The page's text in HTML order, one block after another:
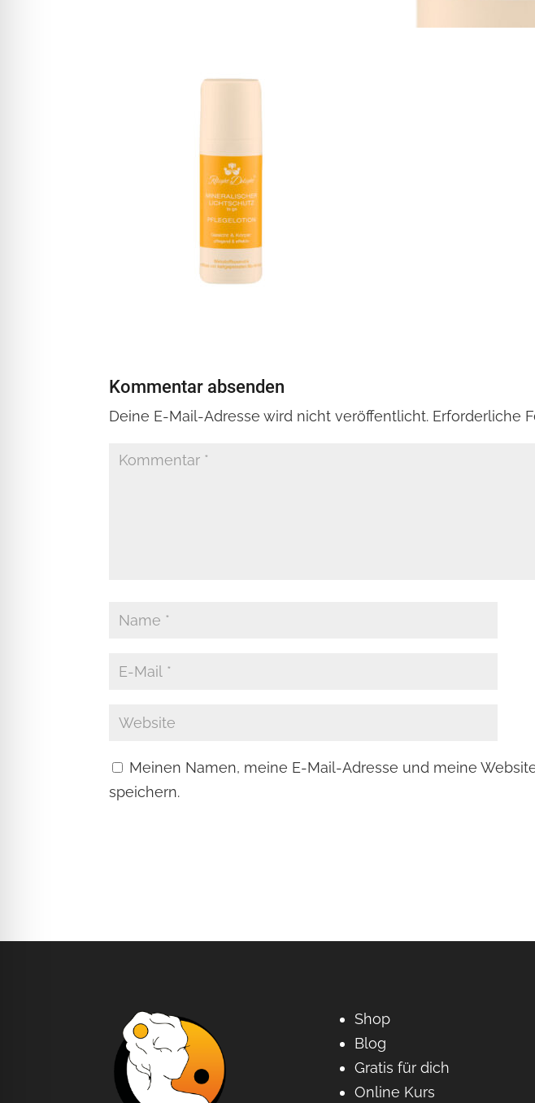
Kommentar absenden
Deine E-Mail-Adresse wird nicht veröffentlicht. Erforderliche
Meinen Namen, meine E-Mail-Adresse und meine
speichern.
Shop
Blog
Gratis für dich
Online Kurs